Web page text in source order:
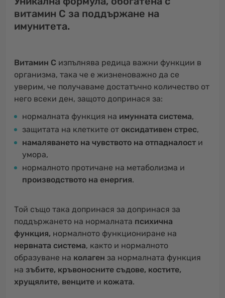
витамин С за поддържане на
имунитета.
Витамин С изпълнява редица важни функции в
организма, така че е жизненоважно да се
уверим, че получаваме достатъчно количество от
него всеки ден, защото допринася за:
нормалната функция на имунната система,
защитата на клетките от оксидативен стрес,
намаляването на чувството на отпадналост и
умора,
нормалното протичане на метаболизма и
производството на енергия.
Той също така допринася за допринася за
поддържането на нормалната психична
функция, нормалното функциониране на
нервната система, както и нормалното
образуване на колаген за нормалната функция
на зъбите, кръвоносните съдове, костите,
хрущялите, венците и кожата.